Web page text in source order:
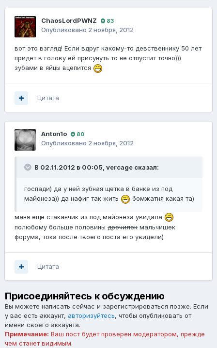
ChaosLordPWNZ 83
Опубликовано 2 ноября, 2012
вот это взгляд! Если вдруг какому-то девственнику 50 лет
придет в голову ей присунуть то не отпустит точно)))
зубами в яйцы вцепится
Цитата
Anton1o 80
Опубликовано 2 ноября, 2012
В 02.11.2012 в 00:05, vercage сказал:
госпади) да у ней зубная щетка в банке из под
майонеза)) да нафиг так жить
бомжатня какая та)
маня еще стаканчик из под майонеза увидала
полюбому больше половины дрочилок мальчишек
форума, тока после твоего поста его увидели)
Цитата
Присоединяйтесь к обсуждению
Вы можете написать сейчас и зарегистрироваться позже. Если
у вас есть аккаунт, авторизуйтесь, чтобы опубликовать от
имени своего аккаунта.
Примечание: Ваш пост будет проверен модератором, прежде
чем станет видимым.